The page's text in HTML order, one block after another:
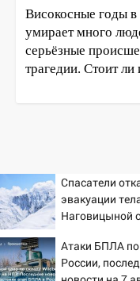
Високосные годы
умирает много
серьёзные
трагедии. Стоит ли
Спасатели
эвакуации
Наговицыной с
Атаки БПЛА
России,